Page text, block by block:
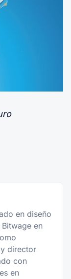
en diseño
en
director
con
en